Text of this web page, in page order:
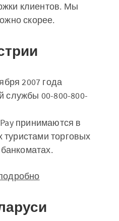
клиентов. Мы
скорее.
2007 года
службы 00-800-800-
принимаются в
торговых